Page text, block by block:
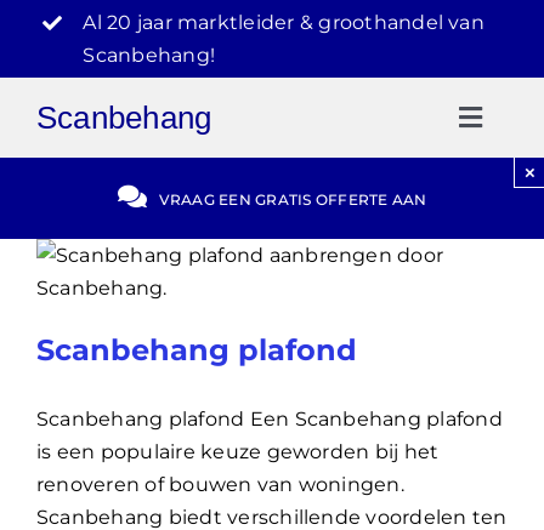
inhoud
Al 20 jaar marktleider & groothandel van
Scanbehang!
Scanbehang
Gratis Offerte
Blog
Video Reviews
030-2072303
VRAAG EEN GRATIS OFFERTE AAN
×
Scanbehang plafond
Scanbehang plafond Een Scanbehang plafond
is een populaire keuze geworden bij het
renoveren of bouwen van woningen.
Scanbehang biedt verschillende voordelen ten